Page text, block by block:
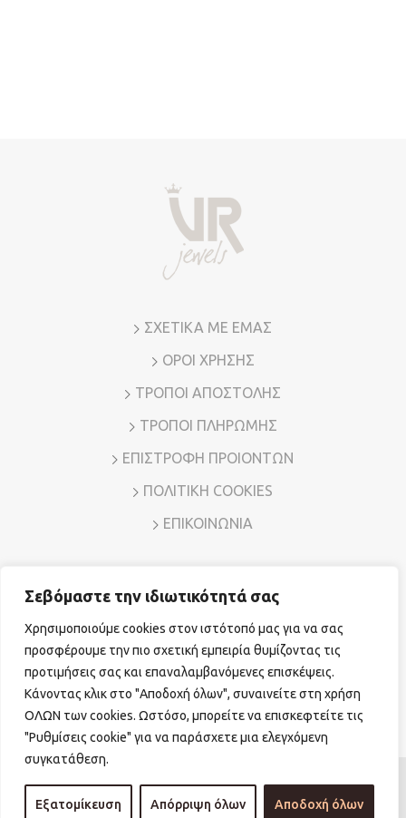
Σεβόμαστε την ιδιωτικότητά σας
Χρησιμοποιούμε cookies στον ιστότοπό μας για να σας
προσφέρουμε την πιο σχετική εμπειρία θυμίζοντας τις
προτιμήσεις σας και επαναλαμβανόμενες επισκέψεις.
Κάνοντας κλικ στο "Αποδοχή όλων", συναινείτε στη χρήση
ΟΛΩΝ των cookies. Ωστόσο, μπορείτε να επισκεφτείτε τις
"Ρυθμίσεις cookie" για να παράσχετε μια ελεγχόμενη
συγκατάθεση.
Εξατομίκευση Απόρριψη όλων Αποδοχή όλων
ΣΧΕΤΙΚΑ ΜΕ ΕΜΑΣ
ΟΡΟΙ ΧΡΗΣΗΣ
ΤΡΟΠΟΙ ΑΠΟΣΤΟΛΗΣ
ΤΡΟΠΟΙ ΠΛΗΡΩΜΗΣ
ΕΠΙΣΤΡΟΦΗ ΠΡΟΙΟΝΤΩΝ
ΠΟΛΙΤΙΚΗ COOKIES
ΕΠΙΚΟΙΝΩΝΙΑ
Διεύθυνση: Λ. Μεσογείων 7, Αμπελόκηποι – Αθήνα, Τ.Κ.
11526
Τηλ. Επικοινωνίας: 210 7794780E-mail:sales@vr-jewels.gr
FacebookInstagram
© Copyright 2026 vr-jewels.gr|Powered by